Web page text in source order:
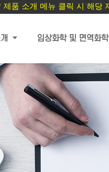
제품 소개 메뉴 클릭 시 해당
임상화학 및 면역화학